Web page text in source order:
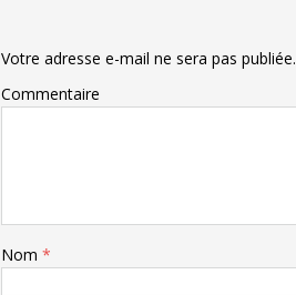
Votre adresse e-mail ne sera pas publiée.
Commentaire
Nom *